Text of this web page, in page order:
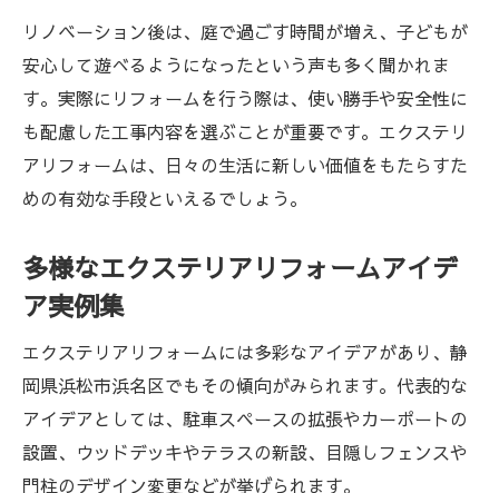
リノベーション後は、庭で過ごす時間が増え、子どもが
安心して遊べるようになったという声も多く聞かれま
す。実際にリフォームを行う際は、使い勝手や安全性に
も配慮した工事内容を選ぶことが重要です。エクステリ
アリフォームは、日々の生活に新しい価値をもたらすた
めの有効な手段といえるでしょう。
多様なエクステリアリフォームアイデ
ア実例集
エクステリアリフォームには多彩なアイデアがあり、静
岡県浜松市浜名区でもその傾向がみられます。代表的な
アイデアとしては、駐車スペースの拡張やカーポートの
設置、ウッドデッキやテラスの新設、目隠しフェンスや
門柱のデザイン変更などが挙げられます。